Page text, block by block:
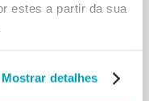
estes a partir da sua
Mostrar detalhes